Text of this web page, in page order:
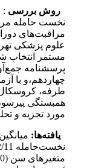
روش بررسی
نخست ‌حامله
مراقبت‌های
علوم پزشکی
مستمر انتخاب
چهاردهم،و با
طرفه، کروسکال
همبستگی
مورد تجزیه و
یافته‌ها: